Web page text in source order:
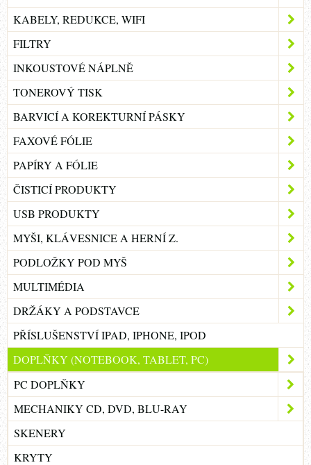
KABELY, REDUKCE, WIFI
FILTRY
INKOUSTOVÉ NÁPLNĚ
TONEROVÝ TISK
BARVICÍ A KOREKTURNÍ PÁSKY
FAXOVÉ FÓLIE
PAPÍRY A FÓLIE
ČISTICÍ PRODUKTY
USB PRODUKTY
MYŠI, KLÁVESNICE A HERNÍ Z.
PODLOŽKY POD MYŠ
MULTIMÉDIA
DRŽÁKY A PODSTAVCE
PŘÍSLUŠENSTVÍ IPAD, IPHONE, IPOD
DOPLŇKY (NOTEBOOK, TABLET, PC)
PC DOPLŇKY
MECHANIKY CD, DVD, BLU-RAY
SKENERY
KRYTY